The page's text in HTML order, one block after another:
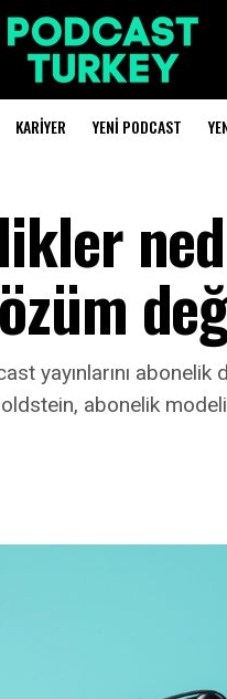
KARIYER YENI PODCAST
yayınlarını
abonelik